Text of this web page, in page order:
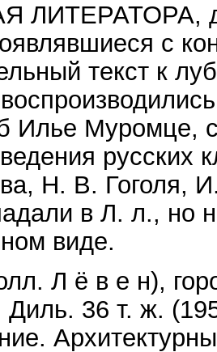
ЛИТЕРАТОРА,
с
текст к
Илье Муромце,
Н. В. Гоголя,
в Л. л., но
виде.
Л ё в е н),
Диль. 36 т. ж.